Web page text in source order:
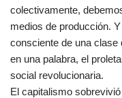
colectivamente,
medios de producción.
consciente de una clase
en una palabra, el
social revolucionaria.
El capitalismo